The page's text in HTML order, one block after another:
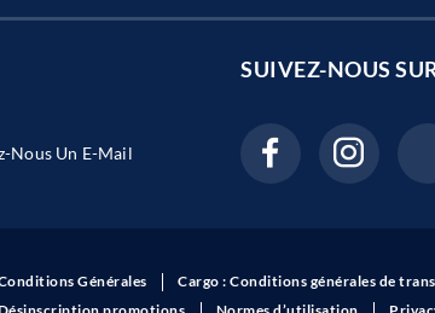
Nous Un E-Mail
SUIVEZ-NOUS
Générales Cargo : Conditions générales de
promotions
Normes d’utilisation